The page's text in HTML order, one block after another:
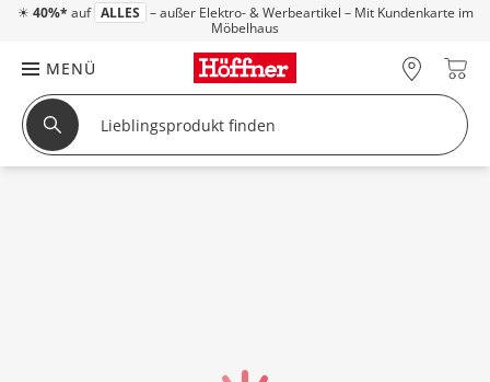
☀ 40%* auf ALLES – außer Elektro- & Werbeartikel – Mit Kundenkarte im
Möbelhaus
MENÜ